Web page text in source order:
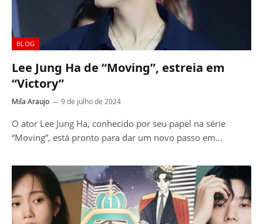
BLOG
Lee Jung Ha de “Moving”, estreia em
“Victory”
Mila Araujo 9 de julho de 2024
O ator Lee Jung Ha, conhecido por seu papel na série
“Moving”, está pronto para dar um novo passo em…